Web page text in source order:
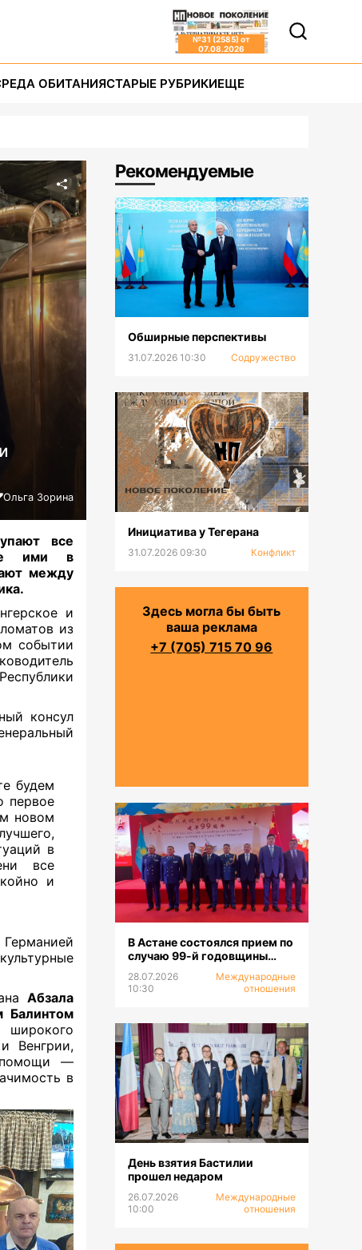
№31 (2585) от
07.08.2026
ОБИТАНИЯСТАРЫЕ РУБРИКИЕЩЕ
Ольга Зорина
все
ими в
между
и
из
событии
консул
будем
первое
новом
в
все
и
Абзала
Балинтом
Венгрии,
помощи —
в
Рекомендуемые
Обширные перспективы
31.07.2026 10:30 Содружество
Инициатива у Тегерана
31.07.2026 09:30 Конфликт
Здесь могла бы быть
ваша реклама
+7 (705) 715 70 96
В Астане состоялся прием по
случаю 99-й годовщины
28.07.2026
10:30
Международные
отношения
День взятия Бастилии
прошел недаром
26.07.2026
10:00
Международные
отношения